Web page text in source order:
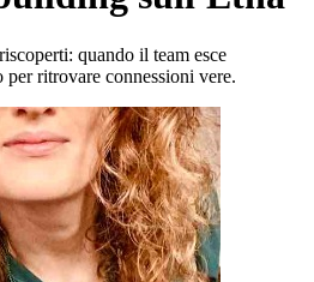
quando il team esce
ritrovare connessioni vere.